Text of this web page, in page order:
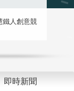
鐵人創意競
即時新聞